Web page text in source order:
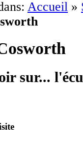
Accueil »
sur...